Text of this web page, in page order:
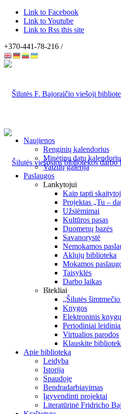
Link to Facebook
Link to Youtube
Link to Rss this site
+370-441-78-216 /
Naujienos
Renginių kalendorius
Minėtinų datų
Vaizdų galerija
Paslaugos
Lankytojui
Kaip tapti
Projektas „Tu –
Užsiėmimai
Kultūros pasas
Duomenų bazės
Savanorystė
Nemokamos
Aklųjų biblioteka
Mokamos
Taisyklės
Darbo laikas
Ištekliai
„Šilutės
Knygos
Elektroninis
Periodiniai
Virtualios parodos
Klauskite
Apie biblioteką
Leidyba
Istorija
Spaudoje
Bendradarbiavimas
Įgyvendinti projektai
Literatūrinė Fridricho